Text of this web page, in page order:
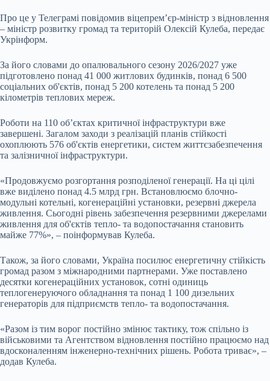
Про це у Телеграмі повідомив віцепрем’єр-міністр з відновлення
– міністр розвитку громад та територій Олексій Кулеба, передає
Укрінформ.
За його словами до опалювального сезону 2026/2027 уже
підготовлено понад 41 000 житлових будинків, понад 6 500
соціальних об'єктів, понад 5 200 котелень та понад 5 200
кілометрів теплових мереж.
Роботи на 110 обʼєктах критичної інфраструктури вже
завершені. Загалом заходи з реалізацій планів стійкості
охоплюють 576 об'єктів енергетики, систем життєзабезпечення
та залізничної інфраструктури.
«Продовжуємо розгортання розподіленої генерації. На ці цілі
вже виділено понад 4.5 млрд грн. Встановлюємо блочно-
модульні котельні, когенераційні установки, резервні джерела
живлення. Сьогодні рівень забезпечення резервними джерелами
живлення для об'єктів тепло- та водопостачання становить
майже 77%», – поінформував Кулеба.
Також, за його словами, Україна посилює енергетичну стійкість
громад разом з міжнародними партнерами. Уже поставлено
десятки когенераційних установок, сотні одиниць
теплогенеруючого обладнання та понад 1 100 дизельних
генераторів для підприємств тепло- та водопостачання.
«Разом із тим ворог постійно змінює тактику, тож спільно із
військовими та Агентством відновлення постійно працюємо над
вдосконаленням інженерно-технічних рішень. Робота триває», –
додав Кулеба.